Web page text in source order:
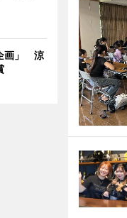
画」 涼